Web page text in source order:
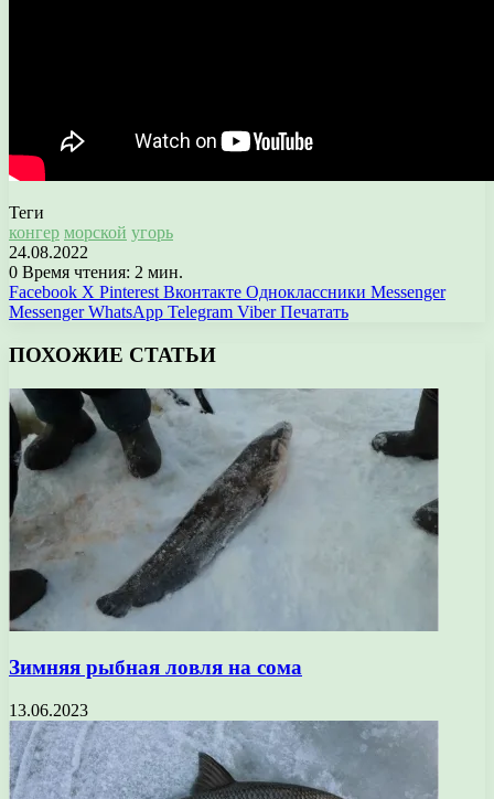
Теги
конгер морской угорь
24.08.2022
0 Время чтения: 2 мин.
Facebook X Pinterest Вконтакте Одноклассники Messenger
Messenger WhatsApp Telegram Viber Печатать
ПОХОЖИЕ СТАТЬИ
Зимняя рыбная ловля на сома
13.06.2023